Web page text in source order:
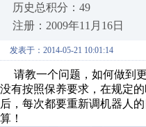
历史总积分：49
注册：2009年11月16日
发表于：2014-05-21 10:01:14
请教一个问题，如何做到
没有按照保养要求，在规定
后，每次都要重新调机器人
算！